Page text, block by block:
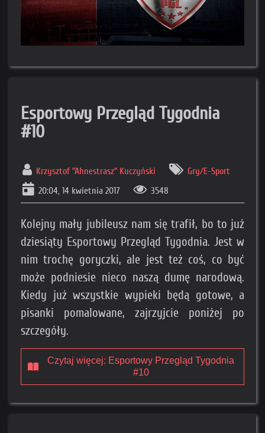
Esportowy Przegląd Tygodnia
#10
Krzysztof "Ahnestrasz" Kuczyński
Gry/E-Sport
20:04, 14 kwietnia 2017
3548
Kolejny mały jubileusz nam się trafił, bo to już
dziesiąty Esportowy Przegląd Tygodnia. Jest w
nim trochę goryczki, ale jest też coś, co być
może podniesie nieco naszą dumę narodową.
Kiedy już wszystkie wypieki będą gotowe, a
pisanki pomalowane, zajrzyjcie poniżej po
szczegóły.
Czytaj więcej: Esportowy Przegląd Tygodnia
#10